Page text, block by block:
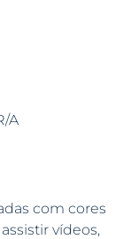
A
com cores
vídeos,